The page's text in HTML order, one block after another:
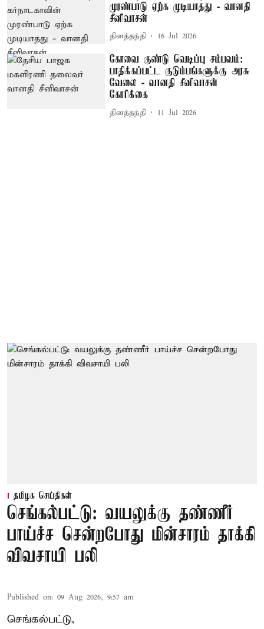
முரண்பாடு ஏற்க முடியாதது - வானதி
சீனிவாசன்
தினத்தந்தி 16 Jul 2026
கோவை குண்டு வெடிப்பு சம்பவம்:
பாதிக்கப்பட்ட குடும்பங்களுக்கு அரசு
வேலை - வானதி சீனிவாசன்
கோரிக்கை
தினத்தந்தி 11 Jul 2026
தமிழக செய்திகள்
செங்கல்பட்டு: வயலுக்கு தண்ணீர்
பாய்ச்ச சென்றபோது மின்சாரம் தாக்கி
விவசாயி பலி
Published on: 09 Aug 2026, 9:57 am
செங்கல்பட்டு,